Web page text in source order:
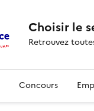
Choisir le
Retrouvez
Concours